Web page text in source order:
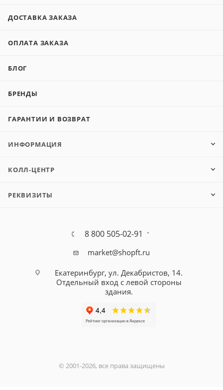
ДОСТАВКА ЗАКАЗА
ОПЛАТА ЗАКАЗА
БЛОГ
БРЕНДЫ
ГАРАНТИИ И ВОЗВРАТ
ИНФОРМАЦИЯ
КОЛЛ-ЦЕНТР
РЕКВИЗИТЫ
8 800 505-02-91
market@shopft.ru
Екатеринбург, ул. Декабристов, 14.
Отдельный вход с левой стороны
здания.
© 2001-2026, все права защищены